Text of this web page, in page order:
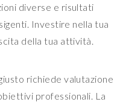
diverse e risultati
Investire nella tua
della tua attività.
richiede valutazione
professionali. La